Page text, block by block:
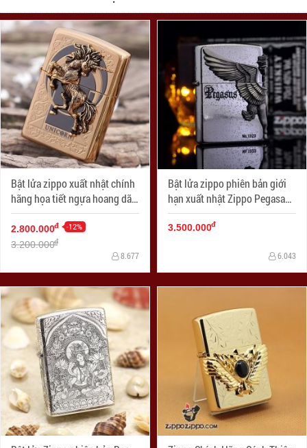
Bật lửa zippo xuất nhật chính
hãng họa tiết ngựa hoang dã
Specials
2.800.000đ -12%
3.200.000đ
8.677
Bật lửa zippo phiên bản giới
hạn xuất nhật Zippo Pegasas
cánh được mạ bạc
3.500.000đ
6.043